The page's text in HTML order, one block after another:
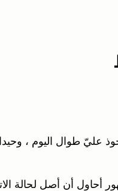
عليّ طوال اليوم ،
أن أصل لحالة